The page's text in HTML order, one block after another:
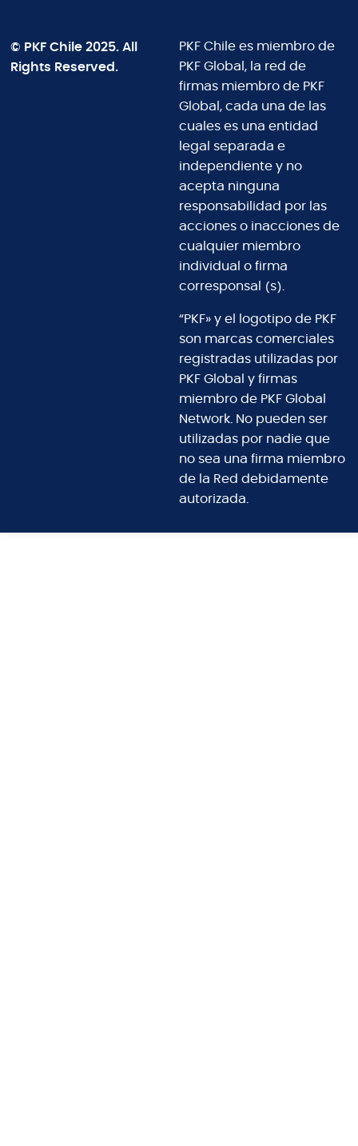
© PKF Chile 2025. All
Rights Reserved.
PKF Chile es miembro de
PKF Global, la red de
firmas miembro de PKF
Global, cada una de las
cuales es una entidad
legal separada e
independiente y no
acepta ninguna
responsabilidad por las
acciones o inacciones de
cualquier miembro
individual o firma
corresponsal (s).
“PKF» y el logotipo de PKF
son marcas comerciales
registradas utilizadas por
PKF Global y firmas
miembro de PKF Global
Network. No pueden ser
utilizadas por nadie que
no sea una firma miembro
de la Red debidamente
autorizada.